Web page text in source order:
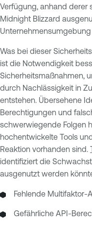
Verfügung, anhand derer
Midnight Blizzard
Was bei dieser
ist die Notwendigkeit
Sicherheitsmaßnahmen,
durch Nachlässigkeit in
entstehen. Übersehene
Berechtigungen und
schwerwiegende Folgen
hochentwickelte Tools
Reaktion vorhanden sind.
identifiziert die
ausgenutzt werden
Fehlende Multifaktor-
Gefährliche API-